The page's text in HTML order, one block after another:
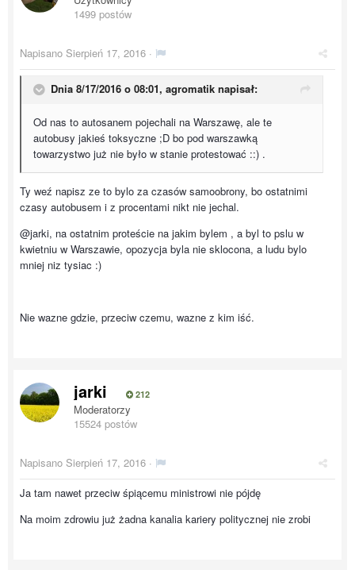
1499 postów
Napisano Sierpień 17, 2016 ·
Dnia 8/17/2016 o 08:01, agromatik napisał:
Od nas to autosanem pojechali na Warszawę, ale te
autobusy jakieś toksyczne ;D bo pod warszawką
towarzystwo już nie było w stanie protestować ::) .
Ty weź napisz ze to bylo za czasów samoobrony, bo ostatnimi
czasy autobusem i z procentami nikt nie jechal.
@jarki, na ostatnim proteście na jakim bylem , a byl to pslu w
kwietniu w Warszawie, opozycja byla nie sklocona, a ludu bylo
mniej niz tysiac :)
Nie wazne gdzie, przeciw czemu, wazne z kim iść.
jarki 212
Moderatorzy
15524 postów
Napisano Sierpień 17, 2016 ·
Ja tam nawet przeciw śpiącemu ministrowi nie pójdę
Na moim zdrowiu już żadna kanalia kariery politycznej nie zrobi